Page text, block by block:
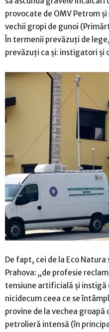
provocate de OMV Petrom
vechii gropi de gunoi
În termenii prevăzuți de
prevăzuți ca și: instigatori și
De fapt, cei de la Eco
Prahova: „de profesie
tensiune artificială și instigă
nicidecum ceea ce se
provine de la vechea
petrolieră intensă (în